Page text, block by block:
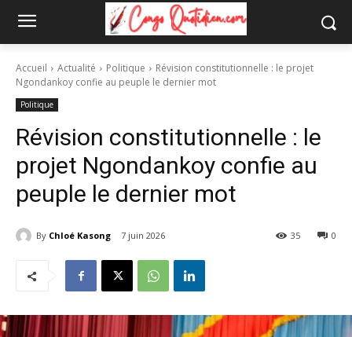
Accueil Actualité Politique
Révision constitutionnelle : le projet
Ngondankoy confie au peuple le dernier mot
Politique
Révision constitutionnelle : le
projet Ngondankoy confie au
peuple le dernier mot
By Chloé Kasong 7 juin 2026 0
35